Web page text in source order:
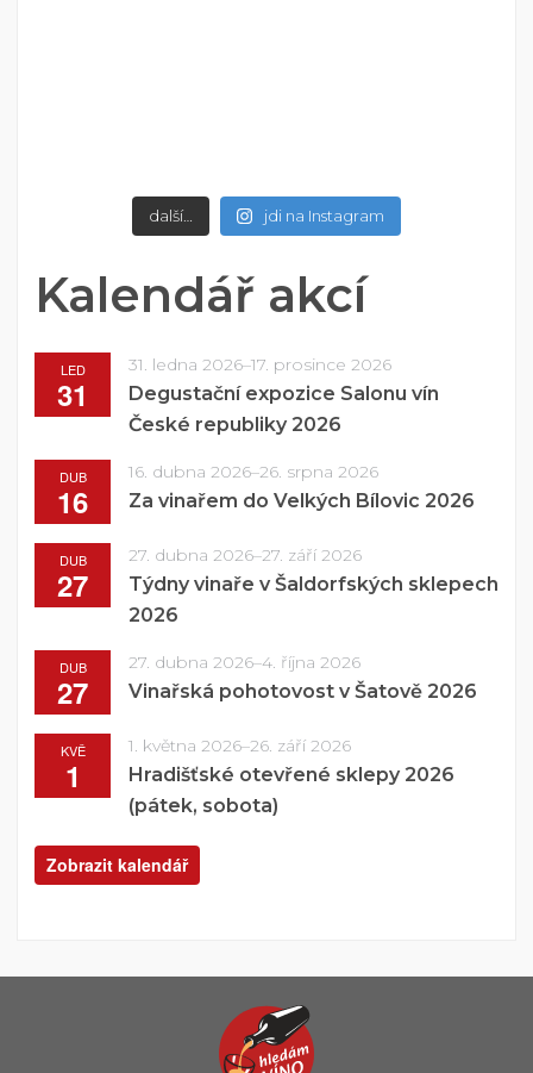
další… jdi na Instagram
Kalendář akcí
LED
31
31. ledna 2026–17. prosince 2026
Degustační expozice Salonu vín
České republiky 2026
DUB
16
16. dubna 2026–26. srpna 2026
Za vinařem do Velkých Bílovic 2026
DUB
27
27. dubna 2026–27. září 2026
Týdny vinaře v Šaldorfských sklepech
2026
DUB
27
27. dubna 2026–4. října 2026
Vinařská pohotovost v Šatově 2026
KVĚ
1
1. května 2026–26. září 2026
Hradišťské otevřené sklepy 2026
(pátek, sobota)
Zobrazit kalendář